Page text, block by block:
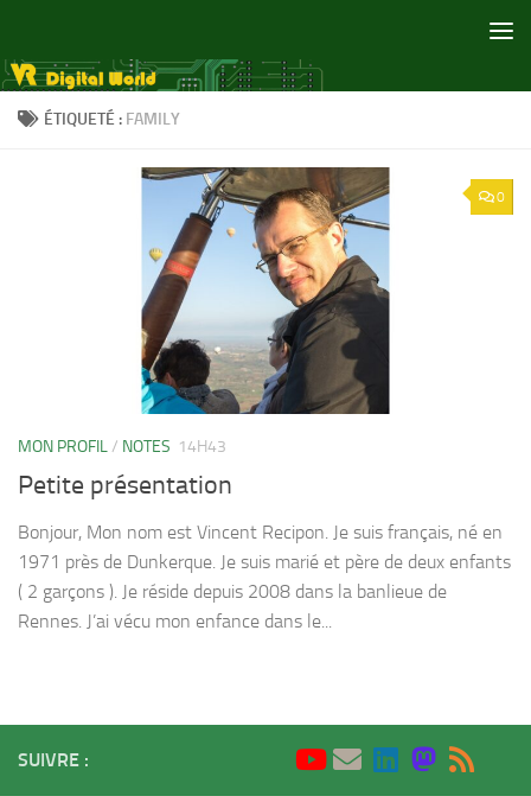
ÉTIQUETÉ : FAMILY
0
MON PROFIL/ NOTES 14H43
Petite présentation
Bonjour, Mon nom est Vincent Recipon. Je suis français, né en
1971 près de Dunkerque. Je suis marié et père de deux enfants
( 2 garçons ). Je réside depuis 2008 dans la banlieue de
Rennes. J’ai vécu mon enfance dans le...
SUIVRE :